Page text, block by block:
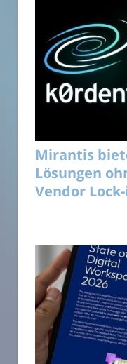
Mirantis
Lösungen
Vendor